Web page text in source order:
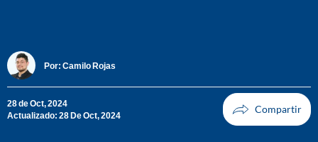
Por: Camilo Rojas
28 de Oct, 2024
Actualizado: 28 De Oct, 2024